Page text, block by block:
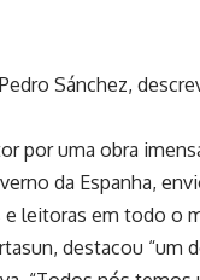
Sánchez,
por uma obra
da Espanha,
leitoras em todo o
destacou “um